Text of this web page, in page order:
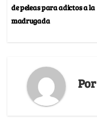
de peleas para adictos a la
madrugada
Por